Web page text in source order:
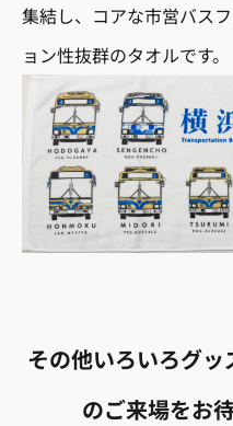
集結し、コアな市営バス
ョン性抜群のタオ
その他いろいろグッ
のご来場をお